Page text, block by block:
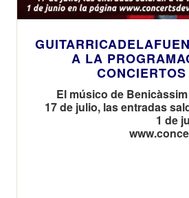
A LA
El músico de
17 de julio, las entradas
1 de